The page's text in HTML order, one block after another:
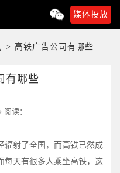
媒体投放
> 高铁广告公司有哪些
有哪些
阅读：
辐射了全国，而高铁已然成
每天有很多人乘坐高铁，这